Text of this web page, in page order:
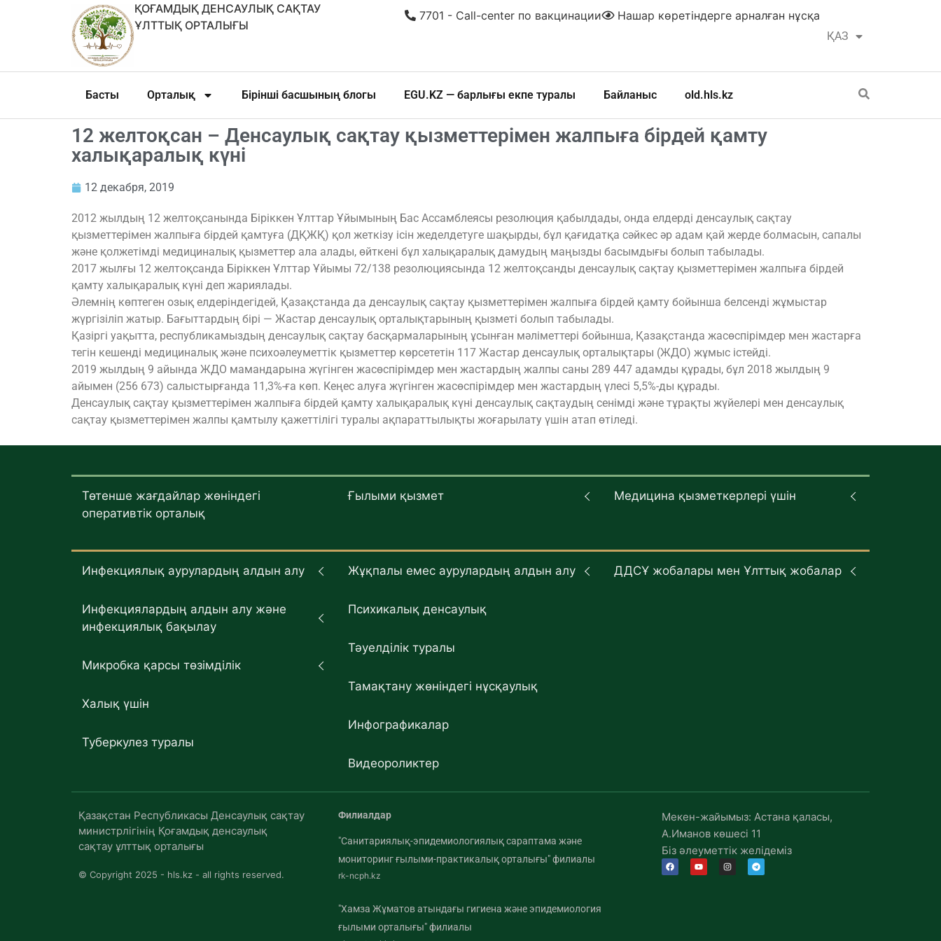
ҚОҒАМДЫҚ ДЕНСАУЛЫҚ САҚТАУ
ҰЛТТЫҚ ОРТАЛЫҒЫ
ҚАЗ
РУС
Нашар көретіндерге арналған нұсқа
7701 - Call-center по вакцинации
Басты Орталық Бірінші басшының блогы EGU.KZ — барлығы екпе туралы Байланыс old.hls.kz
12 желтоқсан – Денсаулық сақтау қызметтерімен жалпыға бірдей қамту
халықаралық күні
12 декабря, 2019
2012 жылдың 12 желтоқсанында Біріккен Ұлттар Ұйымының Бас Ассамблеясы резолюция қабылдады, онда елдерді денсаулық сақтау
қызметтерімен жалпыға бірдей қамтуға (ДҚЖҚ) қол жеткізу ісін жеделдетуге шақырды, бұл қағидатқа сәйкес әр адам қай жерде болмасын, сапалы
және қолжетімді медициналық қызметтер ала алады, өйткені бұл халықаралық дамудың маңызды басымдығы болып табылады.
2017 жылғы 12 желтоқсанда Біріккен Ұлттар Ұйымы 72/138 резолюциясында 12 желтоқсанды денсаулық сақтау қызметтерімен жалпыға бірдей
қамту халықаралық күні деп жариялады.
Әлемнің көптеген озық елдеріндегідей, Қазақстанда да денсаулық сақтау қызметтерімен жалпыға бірдей қамту бойынша белсенді жұмыстар
жүргізіліп жатыр. Бағыттардың бірі — Жастар денсаулық орталықтарының қызметі болып табылады.
Қазіргі уақытта, республикамыздың денсаулық сақтау басқармаларының ұсынған мәліметтері бойынша, Қазақстанда жасөспірімдер мен жастарға
тегін кешенді медициналық және психоәлеуметтік қызметтер көрсететін 117 Жастар денсаулық орталықтары (ЖДО) жұмыс істейді.
2019 жылдың 9 айында ЖДО мамандарына жүгінген жасөспірімдер мен жастардың жалпы саны 289 447 адамды құрады, бұл 2018 жылдың 9
айымен (256 673) салыстырғанда 11,3%-ға көп. Кеңес алуға жүгінген жасөспірімдер мен жастардың үлесі 5,5%-ды құрады.
Денсаулық сақтау қызметтерімен жалпыға бірдей қамту халықаралық күні денсаулық сақтаудың сенімді және тұрақты жүйелері мен денсаулық
сақтау қызметтерімен жалпы қамтылу қажеттілігі туралы ақпараттылықты жоғарылату үшін атап өтіледі.
Төтенше жағдайлар жөніндегі
оперативтік орталық
Ғылыми қызмет Медицина қызметкерлері үшін
Инфекциялық аурулардың алдын алу
Инфекциялардың алдын алу және
инфекциялық бақылау
Микробка қарсы төзімділік
Халық үшін
Туберкулез туралы
Жұқпалы емес аурулардың алдын алу
Психикалық денсаулық
Тәуелділік туралы
Тамақтану жөніндегі нұсқаулық
Инфографикалар
Видеороликтер
ДДСҰ жобалары мен Ұлттық жобалар
Қазақстан Республикасы Денсаулық сақтау
министрлігінің Қоғамдық денсаулық
сақтау ұлттық орталығы
© Copyright 2025 - hls.kz - all rights reserved.
Филиалдар
"Санитариялық-эпидемиологиялық сараптама және
мониторинг ғылыми-практикалық орталығы" филиалы
rk-ncph.kz
"Хамза Жұматов атындағы гигиена және эпидемиология
ғылыми орталығы" филиалы
Мекен-жайымыз: Астана қаласы,
А.Иманов көшесі 11
Біз әлеуметтік желідеміз